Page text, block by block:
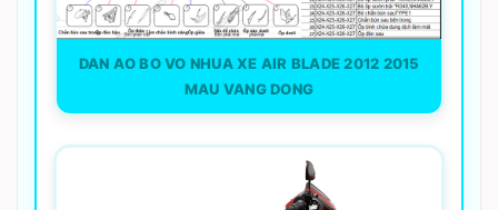
DAN AO BO VO NHUA XE AIR BLADE 2012 2015
MAU VANG DONG